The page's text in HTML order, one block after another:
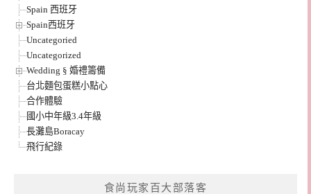
Spain 西班牙
Spain西班牙
Uncategoried
Uncategorized
Wedding § 婚禮籌備
台北麵包蛋糕小點心
合作體驗
國小中年級3.4年級
長灘島Boracay
飛行紀錄
食尚玩家百大部落客